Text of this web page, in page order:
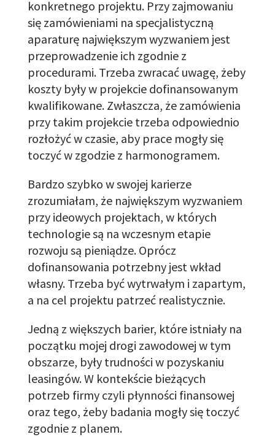
konkretnego projektu. Przy zajmowaniu
się zamówieniami na specjalistyczną
aparaturę największym wyzwaniem jest
przeprowadzenie ich zgodnie z
procedurami. Trzeba zwracać uwagę, żeby
koszty byływ projekciedofinansowanym
kwalifikowane. Zwłaszcza, że zamówienia
przy takim projekcie trzeba odpowiednio
rozłożyć w czasie, aby prace mogły się
toczyć w zgodzie z harmonogramem.
Bardzo szybko w swojej karierze
zrozumiałam, że największym wyzwaniem
przy ideowych projektach, w których
technologie są na wczesnym etapie
rozwoju są pieniądze. Oprócz
dofinansowania potrzebny jest wkład
własny. Trzeba być wytrwałym i zapartym,
a na cel projektu patrzeć realistycznie.
Jedną z większych barier, które istniały na
początku mojej drogi zawodowej w tym
obszarze, były trudności w pozyskaniu
leasingów. W kontekście bieżących
potrzeb firmy czyli płynności finansowej
oraz tego, żeby badania mogły się toczyć
zgodnie z planem.